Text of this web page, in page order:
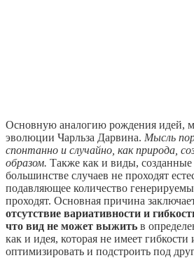
Основную аналогию рождения идей,
эволюции Чарльза Дарвина. Мысль
спонтанно и случайно, как природа,
образом. Также как и виды,
большинстве случаев не проходят
подавляющее количество
проходят. Основная причина
отсутствие вариативности и
что вид не может выжить в
как и идея, которая не имеет гибкости
оптимизировать и подстроить под